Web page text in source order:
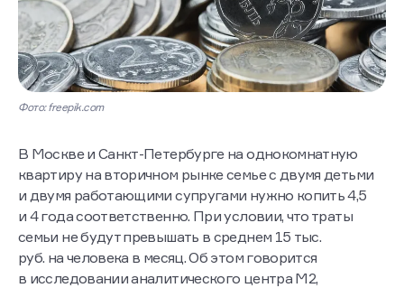
Фото: freepik.com
В Москве и Санкт-Петербурге на однокомнатную
квартиру на вторичном рынке семье с двумя детьми
и двумя работающими супругами нужно копить 4,5
и 4 года соответственно. При условии, что траты
семьи не будут превышать в среднем 15 тыс.
руб. на человека в месяц. Об этом говорится
в исследовании аналитического центра М2,